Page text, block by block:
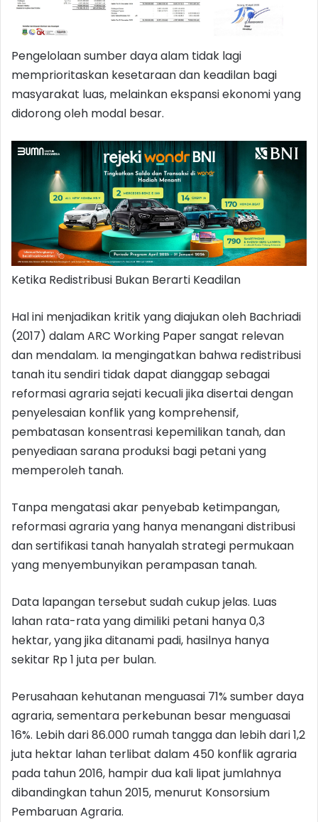
Pengelolaan sumber daya alam tidak lagi
memprioritaskan kesetaraan dan keadilan bagi
masyarakat luas, melainkan ekspansi ekonomi yang
didorong oleh modal besar.
Ketika Redistribusi Bukan Berarti Keadilan
Hal ini menjadikan kritik yang diajukan oleh Bachriadi
(2017) dalam ARC Working Paper sangat relevan
dan mendalam. Ia mengingatkan bahwa redistribusi
tanah itu sendiri tidak dapat dianggap sebagai
reformasi agraria sejati kecuali jika disertai dengan
penyelesaian konflik yang komprehensif,
pembatasan konsentrasi kepemilikan tanah, dan
penyediaan sarana produksi bagi petani yang
memperoleh tanah.
Tanpa mengatasi akar penyebab ketimpangan,
reformasi agraria yang hanya menangani distribusi
dan sertifikasi tanah hanyalah strategi permukaan
yang menyembunyikan perampasan tanah.
Data lapangan tersebut sudah cukup jelas. Luas
lahan rata-rata yang dimiliki petani hanya 0,3
hektar, yang jika ditanami padi, hasilnya hanya
sekitar Rp 1 juta per bulan.
Perusahaan kehutanan menguasai 71% sumber daya
agraria, sementara perkebunan besar menguasai
16%. Lebih dari 86.000 rumah tangga dan lebih dari 1,2
juta hektar lahan terlibat dalam 450 konflik agraria
pada tahun 2016, hampir dua kali lipat jumlahnya
dibandingkan tahun 2015, menurut Konsorsium
Pembaruan Agraria.